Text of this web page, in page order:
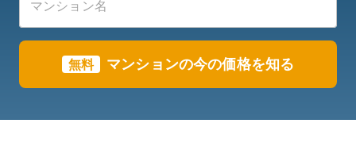
無料 マンションの今の価格を知る